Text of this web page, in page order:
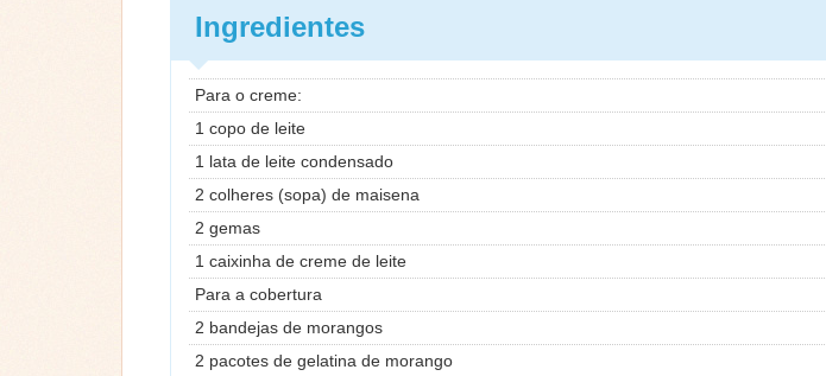
Ingredientes
Para o creme:
1 copo de leite
1 lata de leite condensado
2 colheres (sopa) de maisena
2 gemas
1 caixinha de creme de leite
Para a cobertura
2 bandejas de morangos
2 pacotes de gelatina de morango